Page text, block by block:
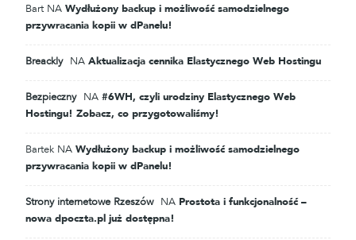
Bart NA Wydłużony backup i możliwość samodzielnego
przywracania kopii w dPanelu!
Breackly NA Aktualizacja cennika Elastycznego Web Hostingu
Bezpieczny NA #6WH, czyli urodziny Elastycznego Web
Hostingu! Zobacz, co przygotowaliśmy!
Bartek NA Wydłużony backup i możliwość samodzielnego
przywracania kopii w dPanelu!
Strony internetowe Rzeszów NA Prostota i funkcjonalność –
nowa dpoczta.pl już dostępna!